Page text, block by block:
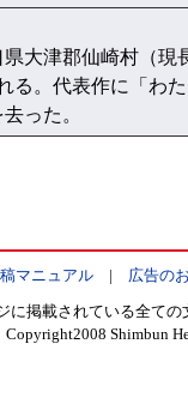
大津郡仙崎村（現
る。代表作に「わ
った。
マニュアル| 広告の
に掲載されている全て
Copyright2008 Shimbun